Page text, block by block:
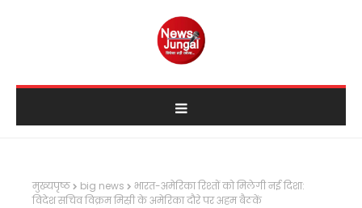
मुख्यपृष्ठ big news
भारत-अमेरिका रिश्तों को मिलेगी नई दिशा:
विदेश सचिव विक्रम मिस्री के अमेरिका दौरे पर अहम बैठकें